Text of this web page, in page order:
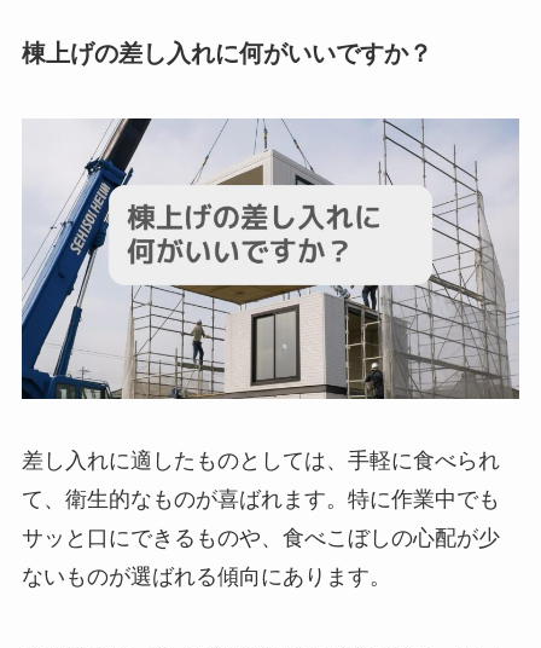
棟上げの差し入れに何がいいですか？
差し入れに適したものとしては、手軽に食べられ
て、衛生的なものが喜ばれます。特に作業中でも
サッと口にできるものや、食べこぼしの心配が少
ないものが選ばれる傾向にあります。